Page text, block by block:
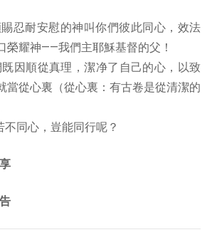
忍耐安慰的神叫你們彼此同心，效法
榮耀神——我們主耶穌基督的父！
因順從真理，潔净了自己的心，以致
當從心裏（從心裏：有古卷是從清潔的
不同心，豈能同行呢？